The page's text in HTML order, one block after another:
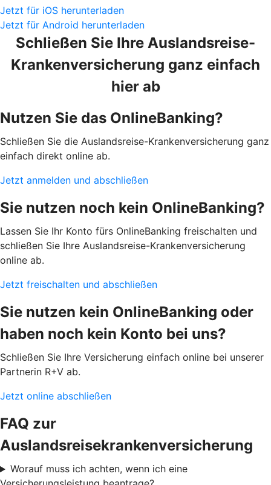
Jetzt für iOS herunterladen
Jetzt für Android herunterladen
Schließen Sie Ihre Auslandsreise-
Krankenversicherung ganz einfach
hier ab
Nutzen Sie das OnlineBanking?
Schließen Sie die Auslandsreise-Krankenversicherung ganz
einfach direkt online ab.
Jetzt anmelden und abschließen
Sie nutzen noch kein OnlineBanking?
Lassen Sie Ihr Konto fürs OnlineBanking freischalten und
schließen Sie Ihre Auslandsreise-Krankenversicherung
online ab.
Jetzt freischalten und abschließen
Sie nutzen kein OnlineBanking oder
haben noch kein Konto bei uns?
Schließen Sie Ihre Versicherung einfach online bei unserer
Partnerin R+V ab.
Jetzt online abschließen
FAQ zur
Auslandsreisekrankenversicherung
Worauf muss ich achten, wenn ich eine